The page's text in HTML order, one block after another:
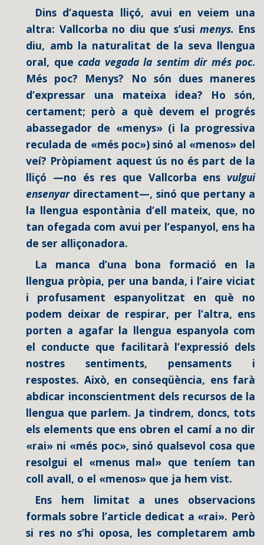
Dins d’aquesta lliçó, avui en veiem una
altra: Vallcorba no diu que s’usi menys. Ens
diu, amb la naturalitat de la seva llengua
oral, quecada vegada la sentim dir més poc.
Més poc? Menys? No són dues maneres
d’expressar una mateixa idea? Ho són,
certament; però a què devem el progrés
abassegador de «menys» (i la progressiva
reculada de «més poc») sinó al «menos» del
veí? Pròpiament aquest ús no és part de la
lliçó —no és res que Vallcorba ens vulgui
ensenyardirectament—, sinó que pertany a
la llengua espontània d’ell mateix, que, no
tan ofegada com avui per l’espanyol, ens ha
de ser alliçonadora.
La manca d’una bona formació en la
llengua pròpia, per una banda, i l’aire viciat
i profusament espanyolitzat en què no
podem deixar de respirar, per l’altra, ens
porten a agafar la llengua espanyola com
el conducte que facilitarà l’expressió dels
nostres sentiments, pensaments i
respostes. Això, en conseqüència, ens farà
abdicar inconscientment dels recursos de la
llengua que parlem. Ja tindrem, doncs, tots
els elements que ens obren el camí a no dir
«rai» ni «més poc», sinó qualsevol cosa que
resolgui el «menus mal» que teníem tan
coll avall, o el «menos» que ja hem vist.
Ens hem limitat a unes observacions
formals sobre l’article dedicat a «rai». Però
si res no s’hi oposa, les completarem amb